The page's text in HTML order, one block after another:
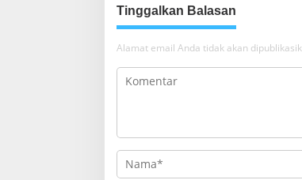
g
a
s
i
s
Tinggalkan Balasan
Alamat email Anda tidak akan